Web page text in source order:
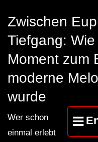
FuturFestival 2024
Zwischen
Tiefgang:
Moment zum
moderne
wurde
Wer schon
einmal erlebt